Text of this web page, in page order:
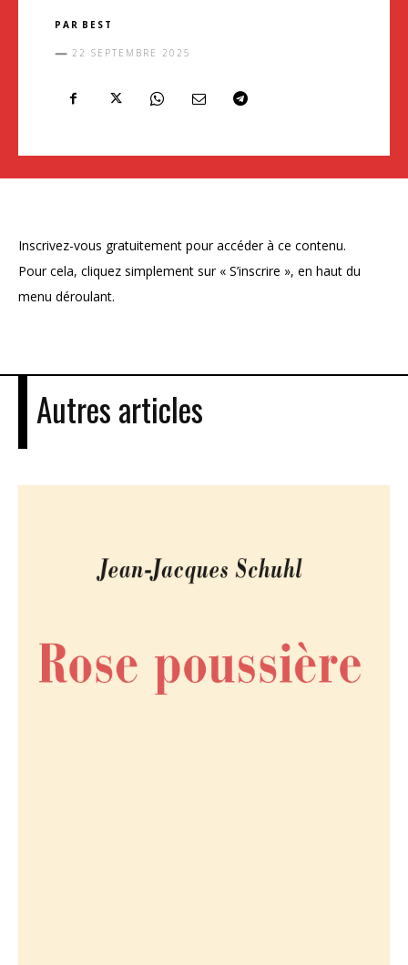
PAR BEST
22 SEPTEMBRE 2025
Inscrivez-vous gratuitement pour accéder à ce contenu.
Pour cela, cliquez simplement sur « S’inscrire », en haut du
menu déroulant.
Autres articles